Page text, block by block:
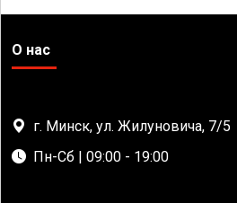
О нас
г. Минск, ул. Жилуновича, 7/5
Пн-Сб | 09:00 - 19:00